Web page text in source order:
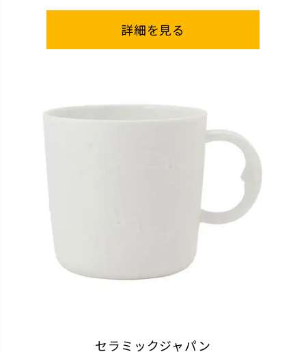
詳細を見る
セラミックジャパン